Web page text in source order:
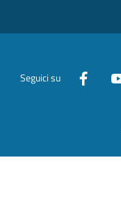
Seguici su